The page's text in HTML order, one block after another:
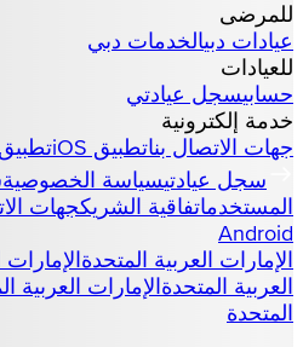
للمرضى
عيادات دبيالخدمات دبي
للعيادات
حسابيسجل عيادتي
خدمة إلكترونية
جهات الاتصال بناتطبيق iOS
تطبيق Android
سجل عيادتيسياسة الخصوصية
المستخدماتفاقية الشريكجهات
Android
الإمارات العربية المتحدةالإمارات
العربية المتحدةالإمارات العربية
المتحدة